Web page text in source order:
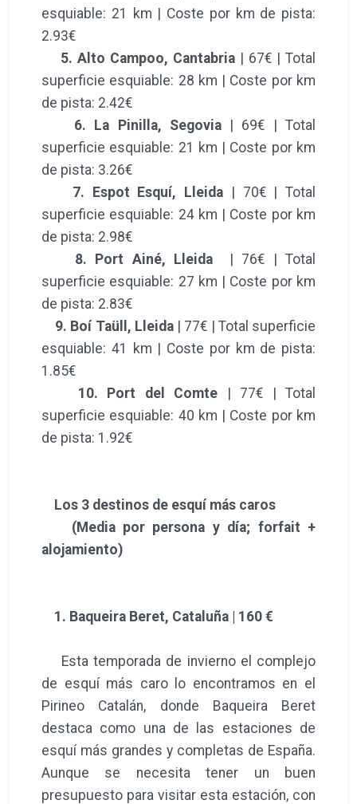
esquiable: 21 km | Coste por km de pista:
2.93€
5. Alto Campoo, Cantabria | 67€ | Total
superficie esquiable: 28 km | Coste por km
de pista: 2.42€
6. La Pinilla, Segovia| 69€ | Total
superficie esquiable: 21 km | Coste por km
de pista: 3.26€
7. Espot Esquí, Lleida | 70€ | Total
superficie esquiable: 24 km | Coste por km
de pista: 2.98€
8. Port Ainé, Lleida
| 76€ | Total
superficie esquiable: 27 km | Coste por km
de pista: 2.83€
9. Boí Taüll, Lleida| 77€ | Total superficie
esquiable: 41 km | Coste por km de pista:
1.85€
10. Port del Comte
| 77€ | Total
superficie esquiable: 40 km | Coste por km
de pista: 1.92€
Los 3 destinos de esquí más caros
(Media por persona y día; forfait +
alojamiento)
1. Baqueira Beret, Cataluña | 160 €
Esta temporada de invierno el complejo
de esquí más caro lo encontramos en el
Pirineo Catalán, donde Baqueira Beret
destaca como una de las estaciones de
esquí más grandes y completas de España.
Aunque se necesita tener un buen
presupuesto para visitar esta estación, con